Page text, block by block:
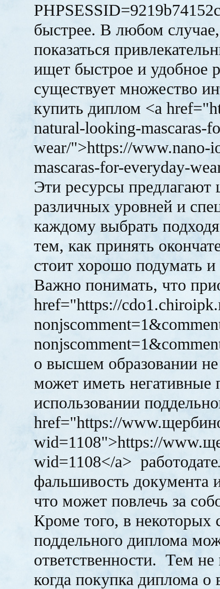
быстрее. В любом
показаться
ищет быстрое и удобное
существует множество
купить диплом <a
natural-looking-mascaras-
wear/">https://www.nano-
mascaras-for-everyday-
Эти ресурсы
различных уровней и
каждому выбрать
тем, как принять
стоит хорошо подумать
Важно понимать, что
href="https://
о высшем образовании
может иметь негативные
использовании
href="https://
wid=1108">https://
wid=1108</a>
фальшивость документа
что может повлечь за
Кроме того, в некоторых
поддельного диплома
ответственности. Тем
когда покупка диплома